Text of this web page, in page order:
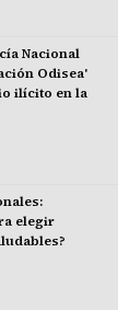
Nacional
Odisea'
ilícito en la
elegir